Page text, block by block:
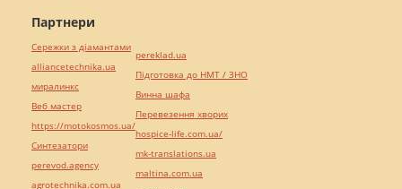
Партнери
Сережки з діамантами
alliancetechnika.ua
миралинкс
Веб мастер
https://motokosmos.ua/
Синтезатори
perevod.agency
agrotechnika.com.ua
pereklad.ua
Підготовка до НМТ / ЗНО
Винна шафа
Перевезення хворих
hospice-life.com.ua/
mk-translations.ua
maltina.com.ua